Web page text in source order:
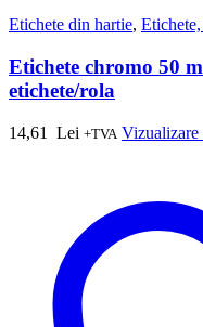
Etichete din hartie,
Etichete chromo 50
etichete/rola
14,61 Lei +TVA Vizualizare